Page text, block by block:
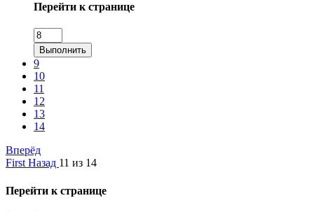
Перейти к странице
Выполнить
9
10
11
12
13
14
Вперёд
First Назад 11 из 14
Перейти к странице